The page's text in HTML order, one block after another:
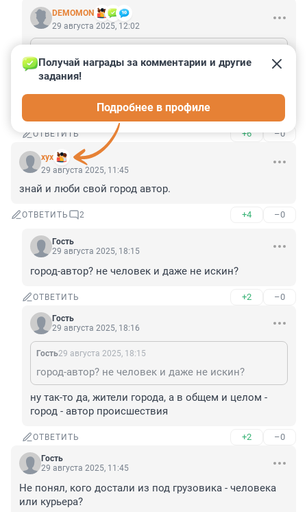
DEMOMON
29 августа 2025, 12:02
Жителям Мурина и Кудрава это неведомо. От них слышал, что Литейный мост это Лиговский мост.
😱 🤣🤣🤣 Ну так правильно! Если немного проехать,
то можно выехать на Лиговку! ))
ОТВЕТИТЬ +6 –0
хух
Получай награды за комментарии и другие
задания!
Подробнее в профиле
29 августа 2025, 11:45
знай и люби свой город автор.
ОТВЕТИТЬ 2 +4 –0
Гость
29 августа 2025, 18:15
город-автор? не человек и даже не искин?
ОТВЕТИТЬ +2 –0
Гость
29 августа 2025, 18:16
Гость29 августа 2025, 18:15
город-автор? не человек и даже не искин?
ну так-то да, жители города, а в общем и целом -
город - автор происшествия
ОТВЕТИТЬ +2 –0
Гость
29 августа 2025, 11:45
Не понял, кого достали из под грузовика - человека
или курьера?